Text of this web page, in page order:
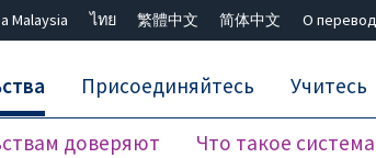
Malaysia ไทย 繁體中文 简体中文 О
доверяют Что такое
Присоединяйтесь Учитесь